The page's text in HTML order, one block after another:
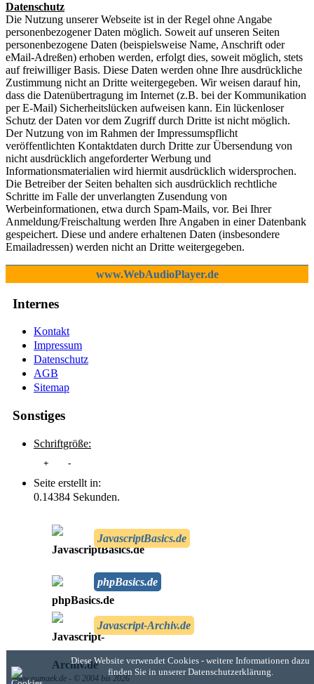
Datenschutz
Die Nutzung unserer Webseite ist in der Regel ohne Angabe
personenbezogener Daten möglich. Soweit auf unseren Seiten
personenbezogene Daten (beispielsweise Name, Anschrift oder
eMail-Adreßen) erhoben werden, erfolgt dies, soweit möglich, stets
auf freiwilliger Basis. Diese Daten werden ohne Ihre ausdrückliche
Zustimmung nicht an Dritte weitergegeben. Wir weisen darauf hin,
dass die Datenübertragung im Internet (z.B. bei der Kommunikation
per E-Mail) Sicherheitslücken aufweisen kann. Ein lückenloser
Schutz der Daten vor dem Zugriff durch Dritte ist nicht möglich.
Der Nutzung von im Rahmen der Impressumspflicht
veröffentlichten Kontaktdaten durch Dritte zur Übersendung von
nicht ausdrücklich angeforderter Werbung und
Informationsmaterialien wird hiermit ausdrücklich widersprochen.
Die Betreiber der Seiten behalten sich ausdrücklich rechtliche
Schritte im Falle der unverlangten Zusendung von
Werbeinformationen, etwa durch Spam-Mails, vor. Bei Ihrer
Anmeldung/Freischaltung werden Ihre Angaben in einer Datenbank
gespeichert. Diese und andere erhaltenen Daten (insbesondere
Emailadressen) werden nicht an Dritte weitergegeben.
www.WebAudioPlayer.de
Internes
Kontakt
Impressum
Datenschutz
AGB
Sitemap
Sonstiges
Schriftgröße:
+ -
Seite erstellt in:
0.14384 Sekunden.
JavascriptBasics.de
phpBasics.de
Javascript-Archiv.de
www.numaek.de - © 2004 bis 2026
Diese Website verwendet Cookies - weitere Informationen dazu
finden Sie in unserer Datenschutzerklärung.